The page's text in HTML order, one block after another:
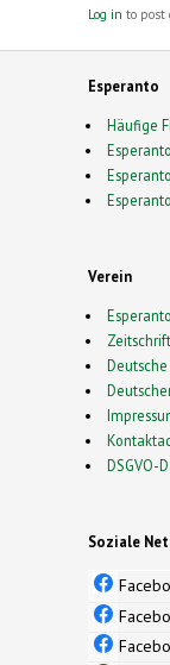
Log in to post
Esperanto
Häufige
Verein
DSGVO-
Soziale